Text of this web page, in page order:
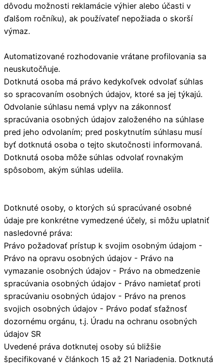
dôvodu možnosti reklamácie výhier alebo účasti v
ďalšom ročníku), ak používateľ nepožiada o skorší
výmaz.
Automatizované rozhodovanie vrátane profilovania sa
neuskutočňuje.
Dotknutá osoba má právo kedykoľvek odvolať súhlas
so spracovaním osobných údajov, ktoré sa jej týkajú.
Odvolanie súhlasu nemá vplyv na zákonnosť
spracúvania osobných údajov založeného na súhlase
pred jeho odvolaním; pred poskytnutím súhlasu musí
byť dotknutá osoba o tejto skutočnosti informovaná.
Dotknutá osoba môže súhlas odvolať rovnakým
spôsobom, akým súhlas udelila.
Dotknuté osoby, o ktorých sú spracúvané osobné
údaje pre konkrétne vymedzené účely, si môžu uplatniť
nasledovné práva:
Právo požadovať prístup k svojim osobným údajom -
Právo na opravu osobných údajov - Právo na
vymazanie osobných údajov - Právo na obmedzenie
spracúvania osobných údajov - Právo namietať proti
spracúvaniu osobných údajov - Právo na prenos
svojich osobných údajov - Právo podať sťažnosť
dozornému orgánu, t.j. Úradu na ochranu osobných
údajov SR
Uvedené práva dotknutej osoby sú bližšie
špecifikované v článkoch 15 až 21 Nariadenia. Dotknutá